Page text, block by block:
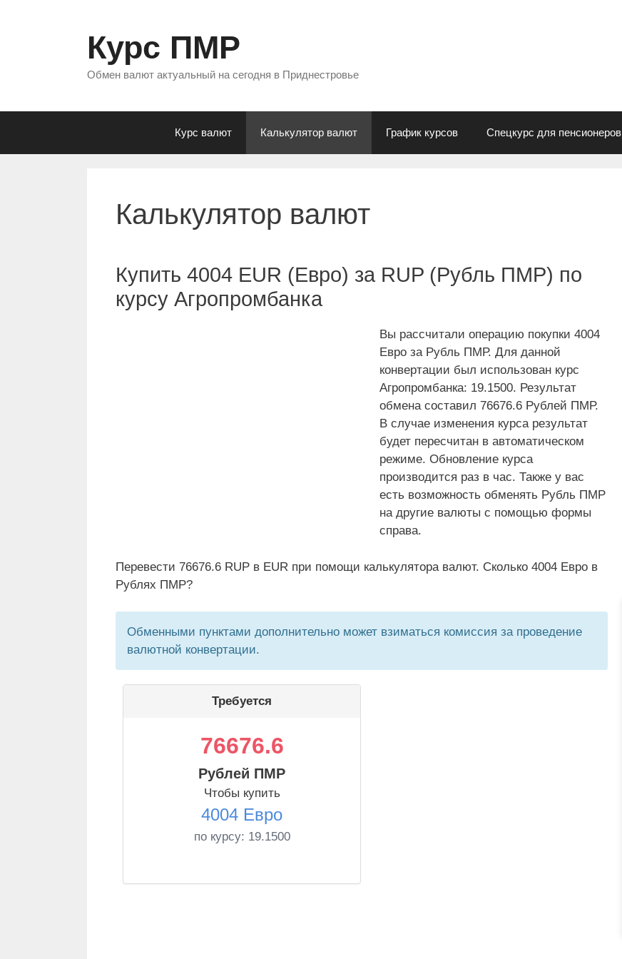
Курс ПМР
Обмен валют актуальный на сегодня в Приднестровье
Курс валют Калькулятор валют График курсов Спецкурс для пенсионеров
Калькулятор валют
Купить 4004 EUR (Евро) за RUP (Рубль ПМР) по
курсу Агропромбанка
Вы рассчитали операцию покупки 4004
Евро за Рубль ПМР. Для данной
конвертации был использован курс
Агропромбанка: 19.1500. Результат
обмена составил 76676.6 Рублей ПМР.
В случае изменения курса результат
будет пересчитан в автоматическом
режиме. Обновление курса
производится раз в час. Также у вас
есть возможность обменять Рубль ПМР
на другие валюты с помощью формы
справа.
Перевести 76676.6 RUP в EUR при помощи калькулятора валют. Сколько 4004 Евро в
Рублях ПМР?
Обменными пунктами дополнительно может взиматься комиссия за проведение
валютной конвертации.
Требуется
76676.6
Рублей ПМР
Чтобы купить
4004 Евро
по курсу: 19.1500